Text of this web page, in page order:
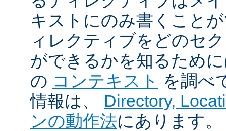
キストにのみ書くこと
ィレクティブをどのセ
ができるかを知るため
の コンテキスト を調べ
情報は、 Directory,
ンの動作法にあります。